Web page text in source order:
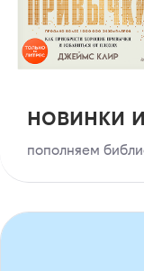
новинки
пополняем